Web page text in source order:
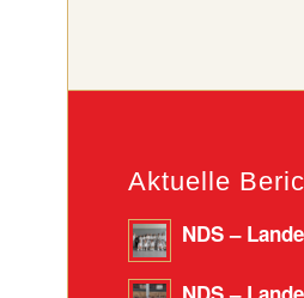
Aktuelle
NDS –